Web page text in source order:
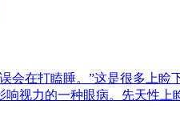
会在打瞌睡。”这是很多上
视力的一种眼病。先天性